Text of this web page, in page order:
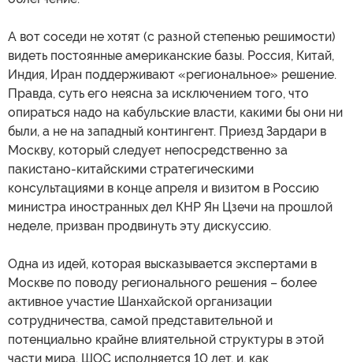
А вот соседи не хотят (с разной степенью решимости)
видеть постоянные американские базы. Россия, Китай,
Индия, Иран поддерживают «региональное» решение.
Правда, суть его неясна за исключением того, что
опираться надо на кабульские власти, какими бы они ни
были, а не на западный контингент. Приезд Зардари в
Москву, который следует непосредственно за
пакистано-китайскими стратегическими
консультациями в конце апреля и визитом в Россию
министра иностранных дел КНР Ян Цзечи на прошлой
неделе, призван продвинуть эту дискуссию.
Одна из идей, которая высказывается экспертами в
Москве по поводу регионального решения – более
активное участие Шанхайской организации
сотрудничества, самой представительной и
потенциально крайне влиятельной структуры в этой
части мира. ШОС исполняется 10 лет, и, как